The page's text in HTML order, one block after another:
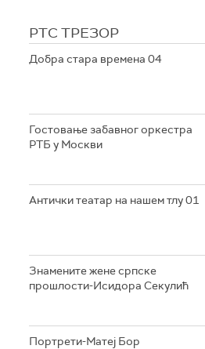
РТС ТРЕЗОР
Добра стара времена 04
Гостовање забавног оркестра
РТБ у Москви
Антички театар на нашем тлу 01
Знамените жене српске
прошлости-Исидора Секулић
Портрети-Матеј Бор